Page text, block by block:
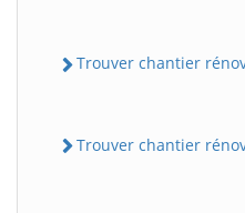
Trouver chantier
Trouver chantier